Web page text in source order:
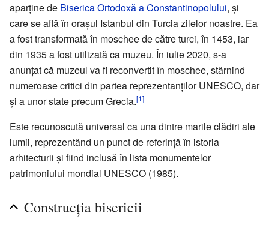
aparţine de Biserica Ortodoxă a Constantinopolului, şi
care se află în oraşul Istanbul din Turcia zilelor noastre. Ea
a fost transformată în moschee de către turci, în 1453, iar
din 1935 a fost utilizată ca muzeu. În iulie 2020, s-a
anunțat că muzeul va fi reconvertit în moschee, stârnind
numeroase critici din partea reprezentanților UNESCO, dar
și a unor state precum Grecia.[1]
Este recunoscută universal ca una dintre marile clădiri ale
lumii, reprezentând un punct de referinţă în istoria
arhitecturii și fiind inclusă în lista monumentelor
patrimoniului mondial UNESCO (1985).
Construcţia bisericii